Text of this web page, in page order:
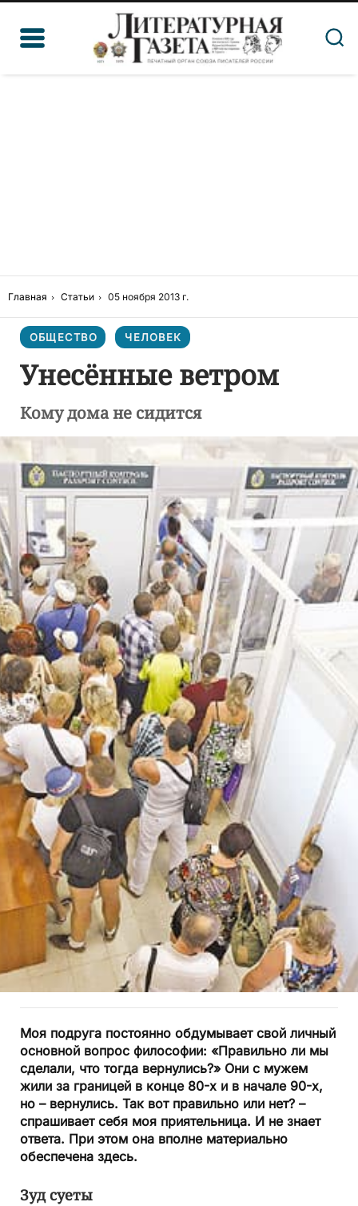
Главная Статьи 05 ноября 2013 г.
ОБЩЕСТВО ЧЕЛОВЕК
Унесённые ветром
Кому дома не сидится
Моя подруга постоянно обдумывает свой личный
основной вопрос философии: «Правильно ли мы
сделали, что тогда вернулись?» Они с мужем
жили за границей в конце 80-х и в начале 90-х,
но – вернулись. Так вот правильно или нет? –
спрашивает себя моя приятельница. И не знает
ответа. При этом она вполне материально
обеспечена здесь.
Зуд суеты